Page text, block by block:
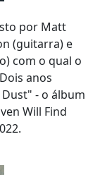
por Matt
(guitarra) e
com o qual o
anos
- o álbum
Will Find